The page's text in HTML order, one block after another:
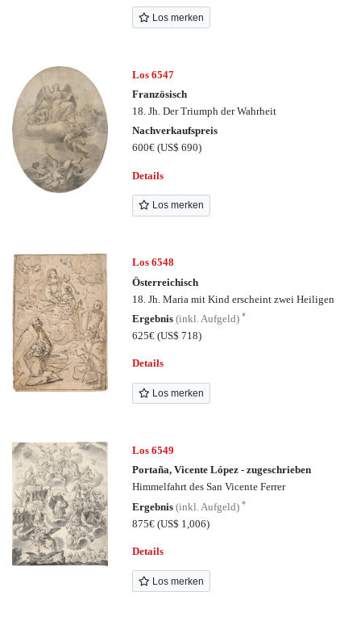
Los merken
Los 6547
Französisch
18. Jh. Der Triumph der Wahrheit
Nachverkaufspreis
600€(US$ 690)
Details
Los merken
Los 6548
Österreichisch
18. Jh. Maria mit Kind erscheint zwei Heiligen
Ergebnis(inkl. Aufgeld)*
625€(US$ 718)
Details
Los merken
Los 6549
Portaña, Vicente López - zugeschrieben
Himmelfahrt des San Vicente Ferrer
Ergebnis(inkl. Aufgeld)*
875€(US$ 1,006)
Details
Los merken